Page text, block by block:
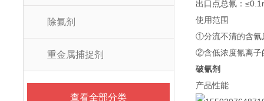
除氟剂
重金属捕捉剂
查看全部分类
出口点总氰：
使用范围
①分流不清的含氰
②含低浓度氰离子
破氰剂
产品性能